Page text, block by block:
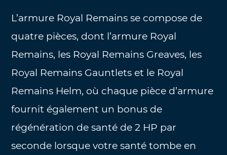
L’armure Royal Remains se compose de
quatre pièces, dont l’armure Royal
Remains, les Royal Remains Greaves, les
Royal Remains Gauntlets et le Royal
Remains Helm, où chaque pièce d’armure
fournit également un bonus de
régénération de santé de 2 HP par
seconde lorsque votre santé tombe en